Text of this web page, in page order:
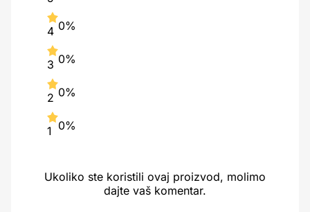
4 0%
3 0%
2 0%
1 0%
Ukoliko ste koristili ovaj proizvod, molimo
dajte vaš komentar.